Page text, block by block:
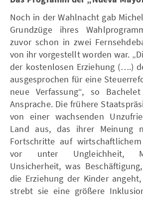
Noch in der Wahlnacht gab
Grundzüge ihres
zuvor schon in zwei
von ihr vorgestellt worden war.
der kostenlosen Erziehung (….)
ausgesprochen für eine
neue Verfassung“, so
Ansprache. Die frühere
von einer wachsenden
Land aus, das ihrer Meinung
Fortschritte auf
vor unter Ungleichheit,
Unsicherheit, was
die Erziehung der Kinder
strebt sie eine größere